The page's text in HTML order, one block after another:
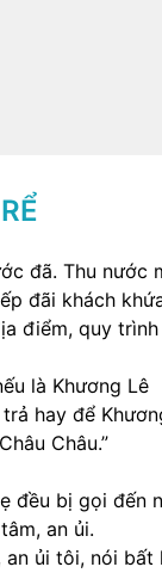
đã. Thu nước
đãi khách
điểm, quy trình
là Khương Lê
hay để
Châu.”
đều bị gọi đến
an ủi.
an ủi tôi, nói bất